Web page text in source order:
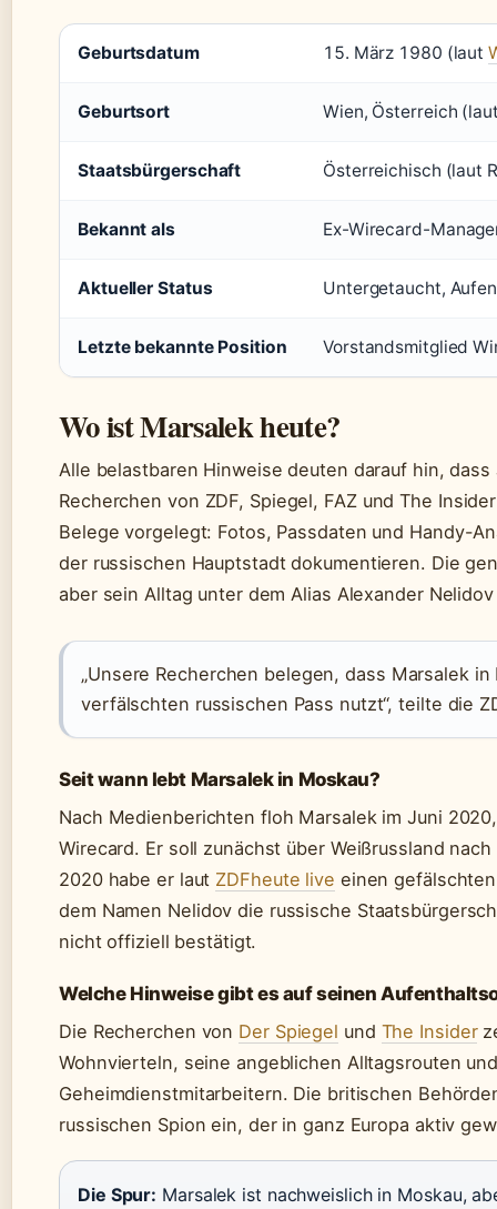
Geburtsdatum 15. März 1980 (laut
Geburtsort Wien, Österreich
Staatsbürgerschaft Österreichisch (laut
Bekannt als Ex-Wirecard-
Aktueller Status Untergetaucht,
Letzte bekannte Position Vorstandsmitglied
Wo ist Marsalek heute?
Alle belastbaren Hinweise deuten darauf hin,
Recherchen von ZDF, Spiegel, FAZ und The
Belege vorgelegt: Fotos, Passdaten und Handy-
der russischen Hauptstadt dokumentieren. Die
aber sein Alltag unter dem Alias Alexander
„Unsere Recherchen belegen, dass Marsalek
verfälschten russischen Pass nutzt“, teilte die
Seit wann lebt Marsalek in Moskau?
Nach Medienberichten floh Marsalek im Juni
Wirecard. Er soll zunächst über Weißrussland
2020 habe er laut ZDFheute live einen
dem Namen Nelidov die russische
nicht offiziell bestätigt.
Welche Hinweise gibt es auf seinen
Die Recherchen von Der Spiegel und The Insider
Wohnvierteln, seine angeblichen Alltagsrouten
Geheimdienstmitarbeitern. Die britischen
russischen Spion ein, der in ganz Europa aktiv
Die Spur: Marsalek ist nachweislich in Moskau,